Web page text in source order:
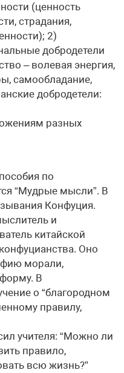
(ценность
страдания,
2)
добродетели
– волевая энергия,
самообладание,
добродетели:
разных
по
“Мудрые мысли”. В
Конфуция.
и
китайской
Оно
морали,
В
о “благородном
правилу,
учителя: “Можно ли
правило,
всю жизнь?”